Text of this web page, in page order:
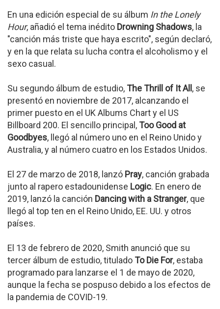
En una edición especial de su álbum In the Lonely
Hour, añadió el tema inédito Drowning Shadows, la
"canción más triste que haya escrito", según declaró,
y en la que relata su lucha contra el alcoholismo y el
sexo casual.
Su segundo álbum de estudio, The Thrill of It All , se
presentó en noviembre de 2017, alcanzando el
primer puesto en el UK Albums Chart y el US
Billboard 200. El sencillo principal, Too Good at
Goodbyes, llegó al número uno en el Reino Unido y
Australia, y al número cuatro en los Estados Unidos.
El 27 de marzo de 2018, lanzó Pray, canción grabada
junto al rapero estadounidense Logic. En enero de
2019, lanzó la canción Dancing with a Stranger, que
llegó al top ten en el Reino Unido, EE. UU. y otros
países.
El 13 de febrero de 2020, Smith anunció que su
tercer álbum de estudio, titulado To Die For, estaba
programado para lanzarse el 1 de mayo de 2020,
aunque la fecha se pospuso debido a los efectos de
la pandemia de COVID-19.